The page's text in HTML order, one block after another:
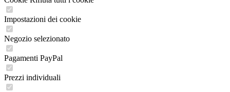
Impostazioni dei cookie
Negozio selezionato
Pagamenti PayPal
Prezzi individuali